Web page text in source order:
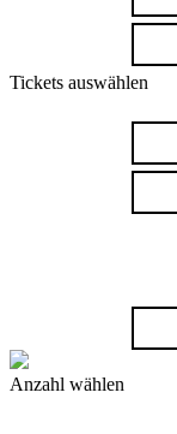
Tickets auswählen
Anzahl wählen